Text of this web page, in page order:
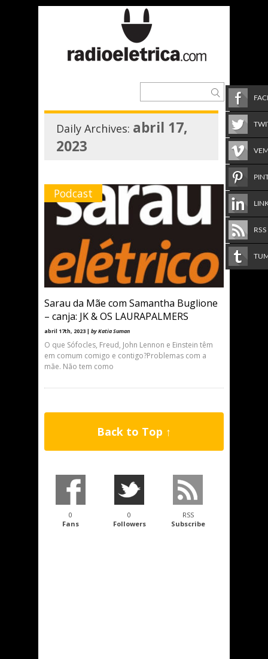
Daily Archives: abril 17,
2023
Podcast
Sarau da Mãe com Samantha Buglione
– canja: JK & OS LAURAPALMERS
abril 17th, 2023 | by Katia Suman
O que Sófocles, Freud, John Lennon e Einstein têm
em comum comigo e contigo?Problemas com a
mãe. Não tem como
Back to Top ↑
0
Fans
0
Followers
RSS
Subscribe
RSS